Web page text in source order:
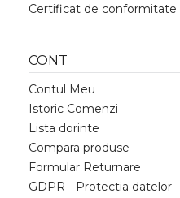
Certificat de conformitate
CONT
Contul Meu
Istoric Comenzi
Lista dorinte
Compara produse
Formular Returnare
GDPR - Protectia datelor